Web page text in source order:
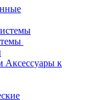
Аксессуары к